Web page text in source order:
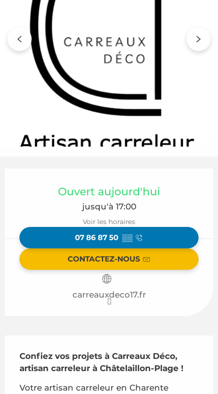
Ouvert aujourd'hui
jusqu'à 17:00
Voir les horaires
07 86 87 50 ▒▒
CONTACTEZ-NOUS
carreauxdeco17.fr
Confiez vos projets à Carreaux Déco,
artisan carreleur à Châtelaillon-Plage !
Votre artisan carreleur en Charente